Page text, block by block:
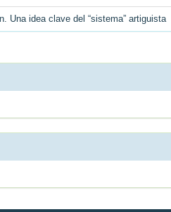
Una idea clave del “sistema” artiguista